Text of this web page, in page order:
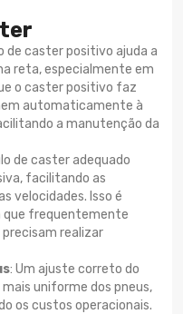
de caster positivo ajuda a
reta, especialmente em
o caster positivo faz
automaticamente à
a manutenção da
de caster adequado
facilitando as
velocidades. Isso é
que frequentemente
realizar
: Um ajuste correto do
uniforme dos pneus,
os custos operacionais.